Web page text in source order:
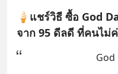
🍦แชร์วิธี ซื้อ God
จาก 95 ดีลดี ที่คนไม่
God